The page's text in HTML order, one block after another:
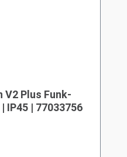
V2 Plus Funk-
IP45 | 77033756